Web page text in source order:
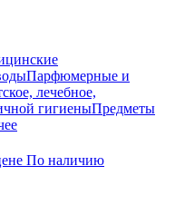
Парфюмерные и
лечебное,
гигиеныПредметы
По наличию